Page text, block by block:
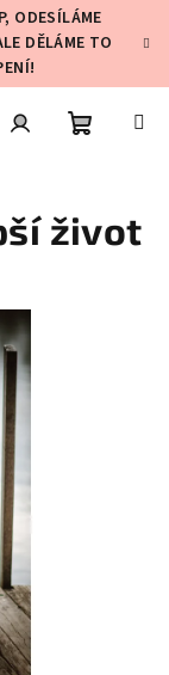
ODESÍLÁME
DĚLÁME TO
košík
život